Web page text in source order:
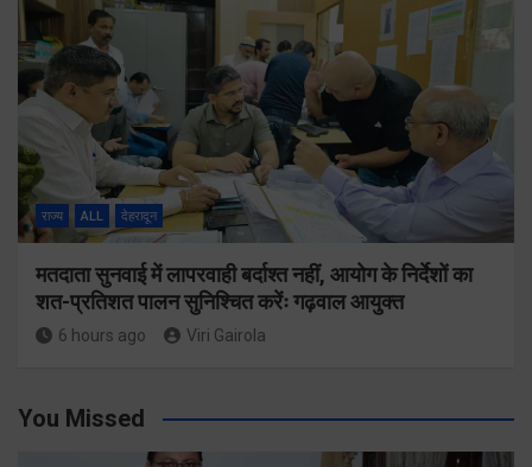
राज्य ALL देहरादून
मतदाता सुनवाई में लापरवाही बर्दाश्त नहीं, आयोग के निर्देशों का
शत-प्रतिशत पालन सुनिश्चित करेंः गढ़वाल आयुक्त
6 hours ago Viri Gairola
You Missed